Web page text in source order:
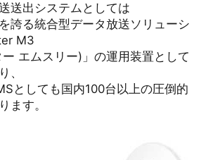
送出システムとしては
誇る統合型データ放送ソリューシ
M3
エムスリー) 」の運用装置として
、
としても国内100台以上の圧倒的
ます。